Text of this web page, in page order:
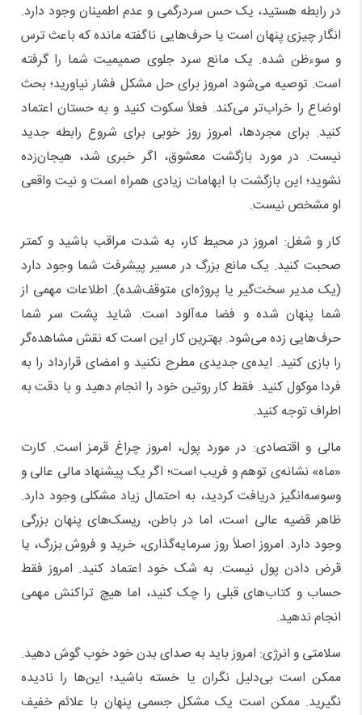
در رابطه هستید، یک حس سردرگمی و عدم اطمینان وجود دارد.
انگار چیزی پنهان است یا حرف‌هایی ناگفته مانده که باعث ترس
و سوءظن شده. یک مانع سرد جلوی صمیمیت شما را گرفته
است. توصیه می‌شود امروز برای حل مشکل فشار نیاورید؛ بحث
اوضاع را خراب‌تر می‌کند. فعلاً سکوت کنید و به حستان اعتماد
کنید. برای مجردها، امروز روز خوبی برای شروع رابطه جدید
نیست. در مورد بازگشت معشوق، اگر خبری شد، هیجان‌زده
نشوید؛ این بازگشت با ابهامات زیادی همراه است و نیت واقعی
او مشخص نیست.
کار و شغل: امروز در محیط کار، به شدت مراقب باشید و کمتر
صحبت کنید. یک مانع بزرگ در مسیر پیشرفت شما وجود دارد
(یک مدیر سخت‌گیر یا پروژه‌ای متوقف‌شده). اطلاعات مهمی از
شما پنهان شده و فضا مه‌آلود است. شاید پشت سر شما
حرف‌هایی زده می‌شود. بهترین کار این است که نقش مشاهده‌گر
را بازی کنید. ایده‌ی جدیدی مطرح نکنید و امضای قرارداد را به
فردا موکول کنید. فقط کار روتین خود را انجام دهید و با دقت به
اطراف توجه کنید.
مالی و اقتصادی: در مورد پول، امروز چراغ قرمز است. کارت
«ماه» نشانه‌ی توهم و فریب است؛ اگر یک پیشنهاد مالی عالی و
وسوسه‌انگیز دریافت کردید، به احتمال زیاد مشکلی وجود دارد.
ظاهر قضیه عالی است، اما در باطن، ریسک‌های پنهان بزرگی
وجود دارد. امروز اصلاً روز سرمایه‌گذاری، خرید و فروش بزرگ، یا
قرض دادن پول نیست. به شک خود اعتماد کنید. امروز فقط
حساب و کتاب‌های قبلی را چک کنید، اما هیچ تراکنش مهمی
انجام ندهید.
سلامتی و انرژی: امروز باید به صدای بدن خود خوب گوش دهید.
ممکن است بی‌دلیل نگران یا خسته باشید؛ این‌ها را نادیده
نگیرید. ممکن است یک مشکل جسمی پنهان با علائم خفیف